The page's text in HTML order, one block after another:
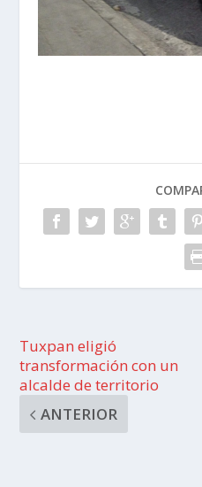
Tuxpan eligió
transformación con un
alcalde de territorio
ANTERIOR